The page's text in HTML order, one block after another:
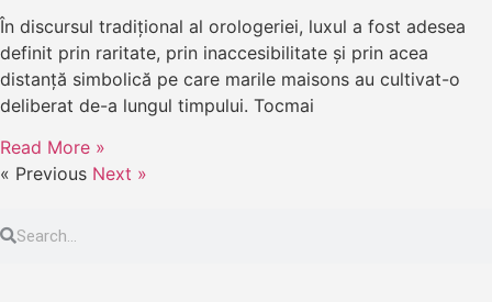
În discursul tradițional al orologeriei, luxul a fost adesea
definit prin raritate, prin inaccesibilitate și prin acea
distanță simbolică pe care marile maisons au cultivat-o
deliberat de-a lungul timpului. Tocmai
Read More »
« Previous Next »